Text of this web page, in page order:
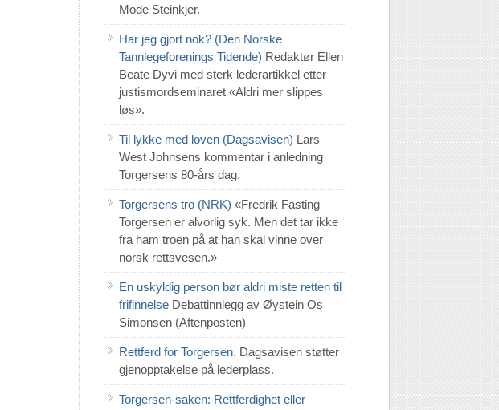
Mode Steinkjer.
Har jeg gjort nok? (Den Norske
Tannlegeforenings Tidende) Redaktør Ellen
Beate Dyvi med sterk lederartikkel etter
justismordseminaret «Aldri mer slippes
løs».
Til lykke med loven (Dagsavisen) Lars
West Johnsens kommentar i anledning
Torgersens 80-års dag.
Torgersens tro (NRK) «Fredrik Fasting
Torgersen er alvorlig syk. Men det tar ikke
fra ham troen på at han skal vinne over
norsk rettsvesen.»
En uskyldig person bør aldri miste retten til
frifinnelse Debattinnlegg av Øystein Os
Simonsen (Aftenposten)
Rettferd for Torgersen. Dagsavisen støtter
gjenopptakelse på lederplass.
Torgersen-saken: Rettferdighet eller